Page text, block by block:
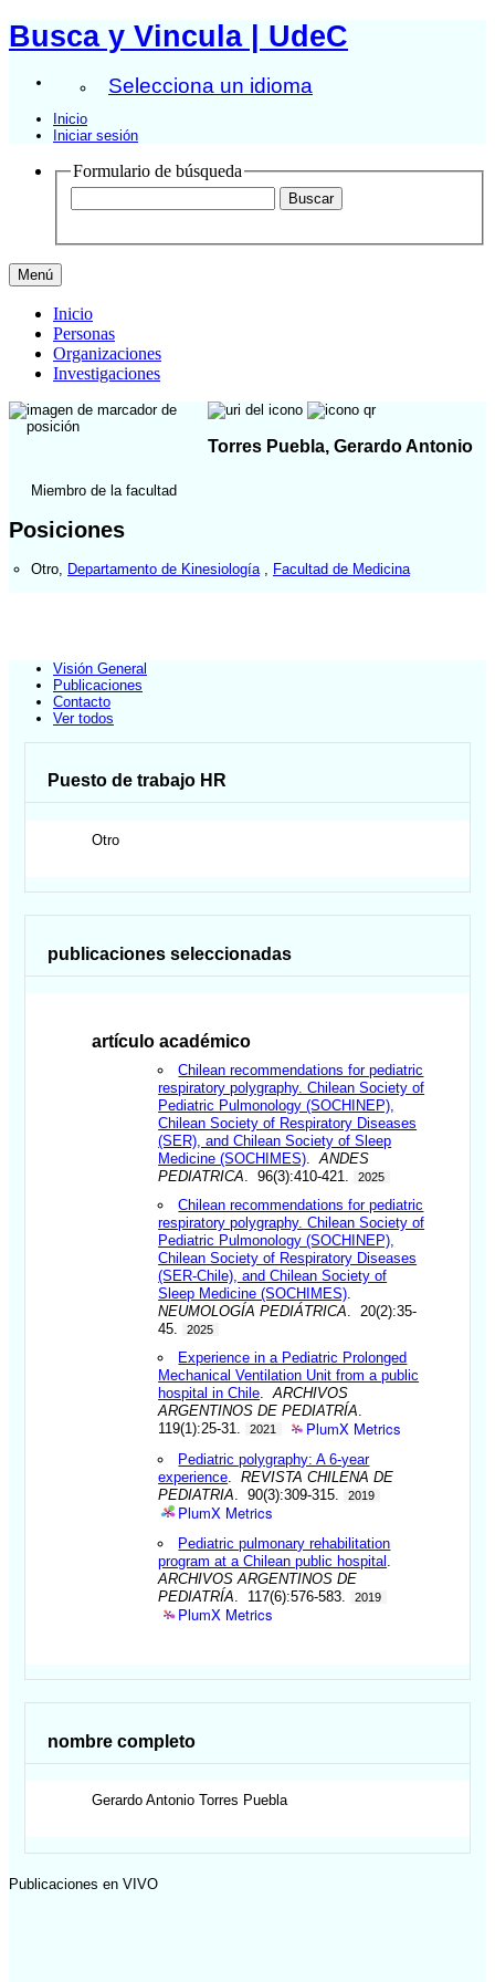
Busca y Vincula | UdeC
Selecciona un idioma
Inicio
Iniciar sesión
Formulario de búsqueda
Menú
Inicio
Personas
Organizaciones
Investigaciones
Torres Puebla, Gerardo Antonio
Miembro de la facultad
Posiciones
Otro Departamento de Kinesiología Facultad de Medicina
Visión General
Publicaciones
Contacto
Ver todos
Puesto de trabajo HR
Otro
publicaciones seleccionadas
artículo académico
Chilean recommendations for pediatric
respiratory polygraphy. Chilean Society of
Pediatric Pulmonology (SOCHINEP),
Chilean Society of Respiratory Diseases
(SER), and Chilean Society of Sleep
Medicine (SOCHIMES) .ANDES
PEDIATRICA . 96(3):410-421. 2025
Chilean recommendations for pediatric
respiratory polygraphy. Chilean Society of
Pediatric Pulmonology (SOCHINEP),
Chilean Society of Respiratory Diseases
(SER-Chile), and Chilean Society of
Sleep Medicine (SOCHIMES)
NEUMOLOGÍA PEDIÁTRICA . 20(2):35-
45.
2025
Experience in a Pediatric Prolonged
Mechanical Ventilation Unit from a public
hospital in Chile .ARCHIVOS
ARGENTINOS DE PEDIATRÍA
119(1):25-31.
2021 PlumX Metrics
Pediatric polygraphy: A 6-year
experience .REVISTA CHILENA DE
PEDIATRIA . 90(3):309-315. 2019
PlumX Metrics
Pediatric pulmonary rehabilitation
program at a Chilean public hospital
ARCHIVOS ARGENTINOS DE
PEDIATRÍA . 117(6):576-583. 2019
PlumX Metrics
nombre completo
Gerardo Antonio Torres Puebla
Publicaciones en VIVO